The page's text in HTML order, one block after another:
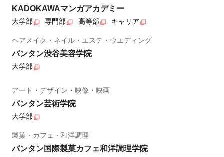
KADOKAWAマンガアカデミー
大学部 専門部 高等部 キャリア
ヘアメイク・ネイル・エステ・ウエディング
バンタン渋谷美容学院
大学部
アート・デザイン・映像・映画
バンタン芸術学院
大学部
製菓・カフェ・和洋調理
バンタン国際製菓カフェ和洋調理学院